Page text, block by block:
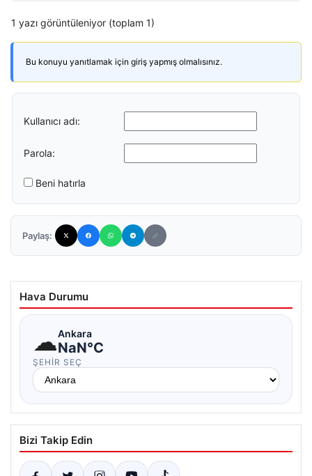
1 yazı görüntüleniyor (toplam 1)
Bu konuyu yanıtlamak için giriş yapmış olmalısınız.
Kullanıcı adı:
Parola:
Beni hatırla
Paylaş:
Hava Durumu
☁Ankara
NaN°C
ŞEHIR SEÇ
Bizi Takip Edin